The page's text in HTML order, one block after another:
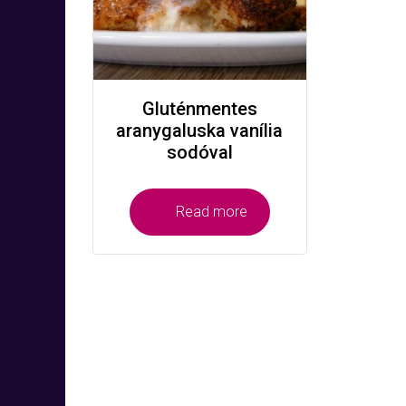
Gluténmentes
aranygaluska vanília
sodóval
Read more